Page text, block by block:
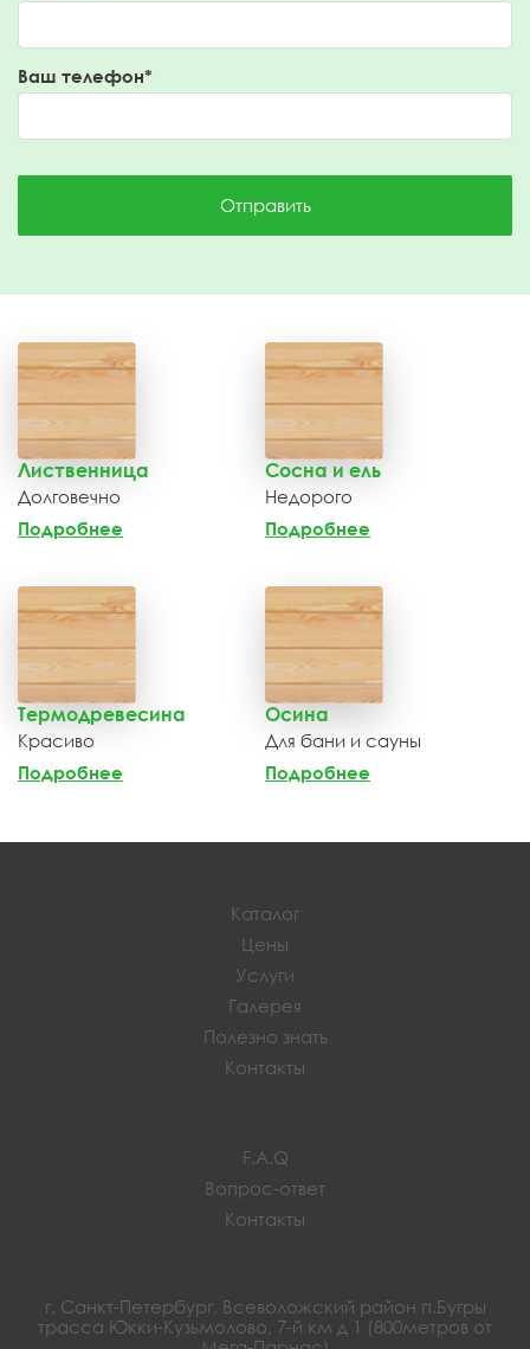
Ваш телефон*
Отправить
Лиственница
Долговечно
Подробнее
Сосна и ель
Недорого
Подробнее
Термодревесина
Красиво
Подробнее
Осина
Для бани и сауны
Подробнее
Каталог
Цены
Услуги
Галерея
Полезно знать
Контакты
F.A.Q
Вопрос-ответ
Контакты
г. Санкт-Петербург, Всеволожский район п.Бугры
трасса Юкки-Кузьмолово, 7-й км д 1 (800метров от